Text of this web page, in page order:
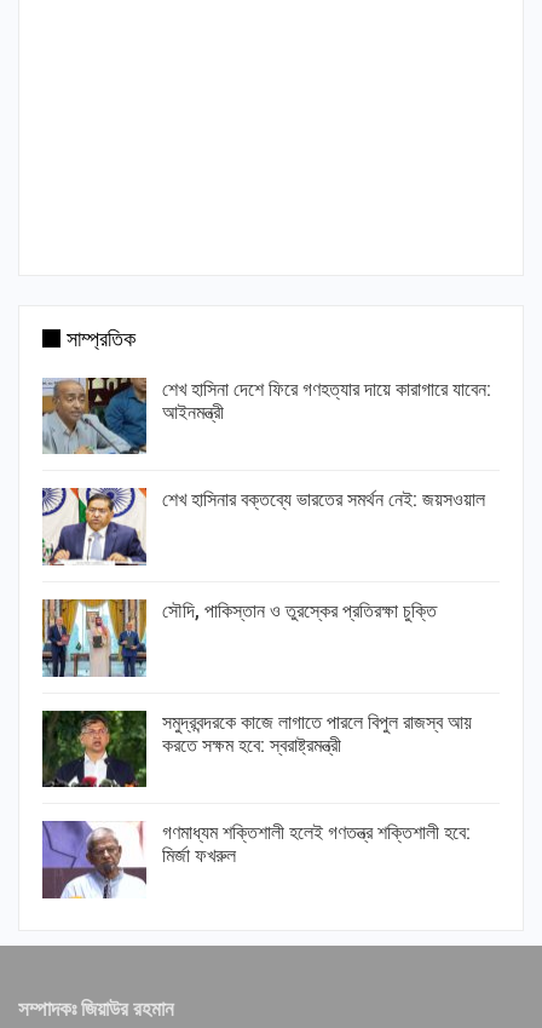
সাম্প্রতিক
শেখ হাসিনা দেশে ফিরে গণহত্যার দায়ে কারাগারে যাবেন:
আইনমন্ত্রী
শেখ হাসিনার বক্তব্যে ভারতের সমর্থন নেই: জয়সওয়াল
সৌদি, পাকিস্তান ও তুরস্কের প্রতিরক্ষা চুক্তি
সমুদ্রবন্দরকে কাজে লাগাতে পারলে বিপুল রাজস্ব আয়
করতে সক্ষম হবে: স্বরাষ্ট্রমন্ত্রী
গণমাধ্যম শক্তিশালী হলেই গণতন্ত্র শক্তিশালী হবে:
মির্জা ফখরুল
সম্পাদকঃ জিয়াউর রহমান